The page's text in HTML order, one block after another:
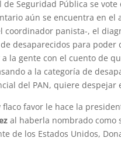
de Seguridad Pública se
aún se encuentra en el
coordinador panista-, el
desaparecidos para
la gente con el cuento de
a la categoría de
del PAN, quiere despejar
favor le hace la
al haberla nombrado como
de los Estados Unidos,